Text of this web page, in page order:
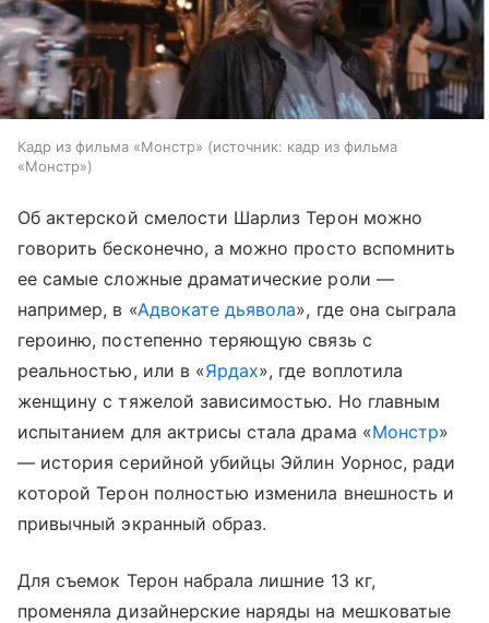
Кадр из фильма «Монстр» источник: кадр из фильма
«Монстр»
Об актерской смелости Шарлиз Терон можно
говорить бесконечно, а можно просто вспомнить
ее самые сложные драматические роли —
например, в «Адвокате дьявола», где она сыграла
героиню, постепенно теряющую связь с
реальностью, или в «Ярдах», где воплотила
женщину с тяжелой зависимостью. Но главным
испытанием для актрисы стала драма «Монстр»
— история серийной убийцы Эйлин Уорнос, ради
которой Терон полностью изменила внешность и
привычный экранный образ.
Для съемок Терон набрала лишние 13 кг,
променяла дизайнерские наряды на мешковатые